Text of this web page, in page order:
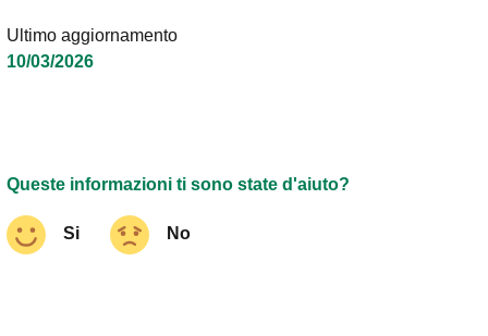
Ultimo aggiornamento
10/03/2026
Queste informazioni ti sono state d'aiuto?
Si No